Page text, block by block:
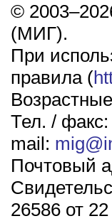
©
(МИГ).
При
правила (
Тел. /
mail:
Почтовый
26586 от